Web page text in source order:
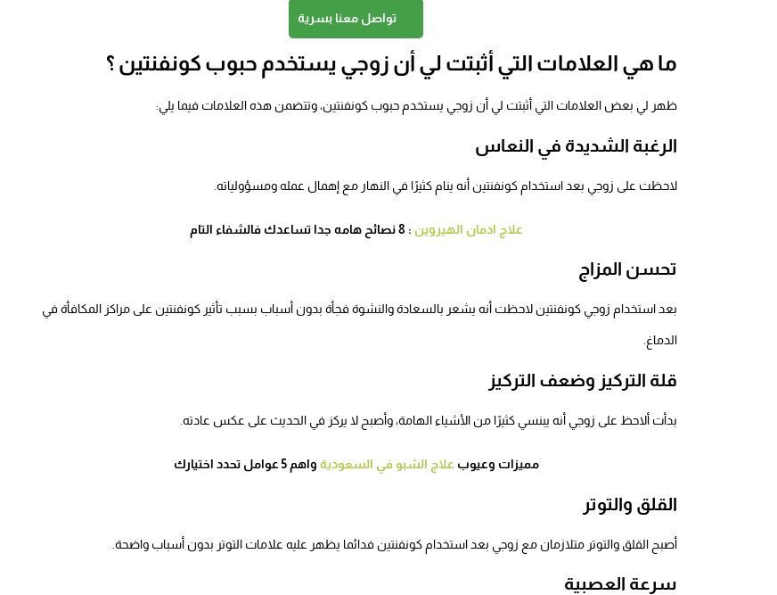
تواصل معنا بسرية
ما هي العلامات التي أثبتت لي أن زوجي يستخدم حبوب كونفنتين ؟
ظهر لي بعض العلامات التي أثبتت لي أن زوجي يستخدم حبوب كونفنتين، وتتضمن هذه العلامات فيما يلي:
الرغبة الشديدة في النعاس
لاحظت على زوجي بعد استخدام كونفنتين أنه ينام كثيرًا في النهار مع إهمال عمله ومسؤولياته.
علاج ادمان الهيروين : 8 نصائح هامه جدا تساعدك فالشفاء التام
تحسن المزاج
بعد استخدام زوجي كونفنتين لاحظت أنه يشعر بالسعادة والنشوة فجأة بدون أسباب بسبب تأثير كونفنتين على مراكز المكافأة في
الدماغ.
قلة التركيز وضعف التركيز
بدأت ألاحظ على زوجي أنه يبنسي كثيرًا من الأشياء الهامة، وأصبح لا يركز في الحديث على عكس عادته.
مميزات وعيوب علاج الشبو في السعودية واهم 5 عوامل تحدد اختيارك
القلق والتوتر
أصبح القلق والتوتر متلازمان مع زوجي بعد استخدام كونفنتين فدائما يظهر عليه علامات التوتر بدون أسباب واضحة.
سرعة العصبية